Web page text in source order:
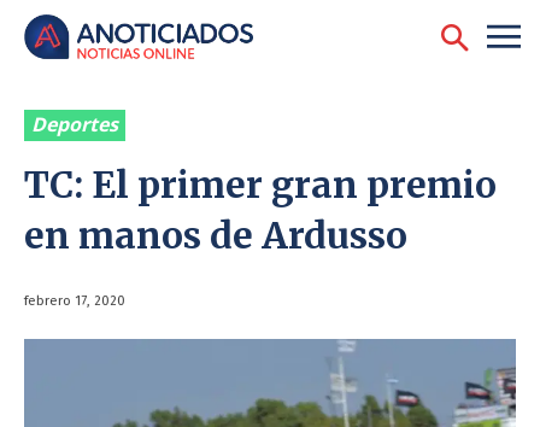
Deportes
TC: El primer gran premio
en manos de Ardusso
febrero 17, 2020